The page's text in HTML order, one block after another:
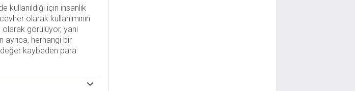
için insanlık
olarak kullanımının
olarak görülüyor, yani
ayrıca, herhangi bir
kaybeden para